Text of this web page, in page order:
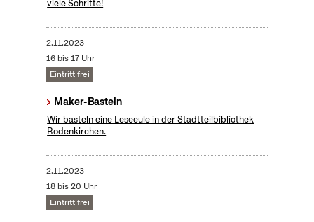
viele Schritte!
2.11.2023
16 bis 17 Uhr
Eintritt frei
Maker-Basteln
Wir basteln eine Leseeule in der Stadtteilbibliothek
Rodenkirchen.
2.11.2023
18 bis 20 Uhr
Eintritt frei